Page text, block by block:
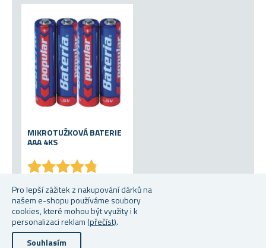
Pro lepší zážitek z nakupování dárků na
našem e-shopu používáme soubory
cookies, které mohou být využity i k
personalizaci reklam (přečíst).
Souhlasím
MIKROTUŽKOVÁ BATERIE
AAA 4KS
★★★★★
★★★★★
Od 23 Kč